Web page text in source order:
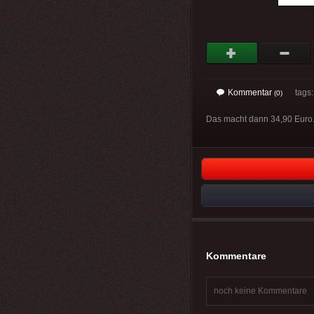
Kommentar (0)
Das macht dann 34,90
Kommentare
noch keine Kommentare